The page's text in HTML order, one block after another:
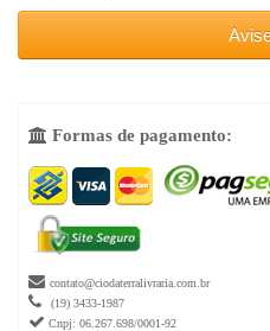
 Formas de pagamento:
 contato@ciodaterralivraria.com.br
 (19) 3433-1987
 Cnpj: 06.267.698/0001-92